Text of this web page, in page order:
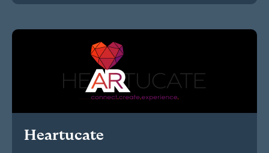
Heartucate